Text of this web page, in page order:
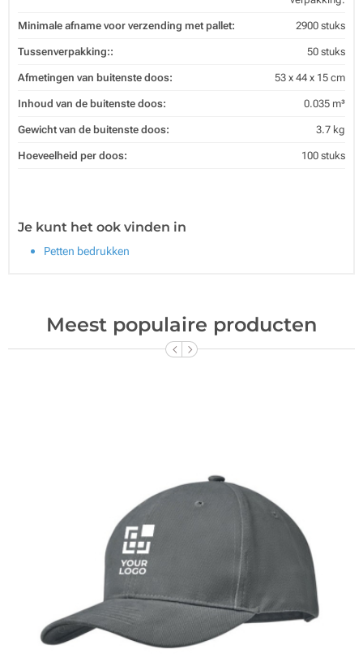
Minimale afname voor verzending met pallet: 2900 stuks
Tussenverpakking:: 50 stuks
Afmetingen van buitenste doos: 53 x 44 x 15 cm
Inhoud van de buitenste doos: 0.035 m³
Gewicht van de buitenste doos: 3.7 kg
Hoeveelheid per doos: 100 stuks
Je kunt het ook vinden in
Petten bedrukken
Meest populaire producten